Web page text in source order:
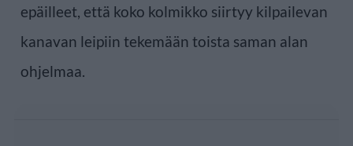
epäilleet, että koko kolmikko siirtyy kilpailevan
kanavan leipiin tekemään toista saman alan
ohjelmaa.